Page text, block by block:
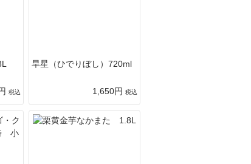
税込
旱星（ひでりぼし）720ml
1,650円 税込